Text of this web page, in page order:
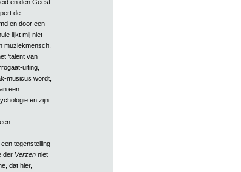
en den Geest
de
en door een
lijkt mij niet
muziekmensch,
‘talent van
uiting,
musicus wordt,
een
en zijn
tegenstelling
der Verzenniet
dat hier,